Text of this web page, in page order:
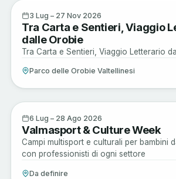
Arte e Cultura
3 Lug – 27 Nov 2026
Tra Carta e Sentieri, Viaggio
dalle Orobie
Tra Carta e Sentieri, Viaggio Letterario
Parco delle Orobie Valtellinesi
Musica e Spettacoli
6 Lug – 28 Ago 2026
Valmasport & Culture Week
Campi multisport e culturali per bambini
con professionisti di ogni settore
Da definire